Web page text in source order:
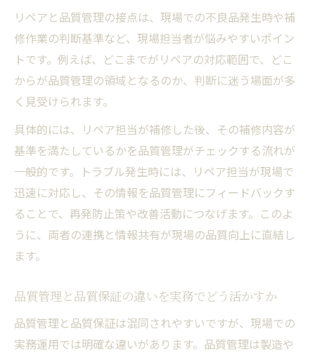
リペア対応が現場の品質安定に与える影響
リペア対応が品質安定に直結する理由
現場の品質管理とリペアの相乗効果とは
リペアの現場対応で不良品を減らす方法
品質管理とリペア連携で現場負担を軽減
リペア業務の工夫が品質向上に貢献する
品質管理を仕事に選ぶ際の実践的判断基準
品質管理とリペア業務の適性を見極める
品質管理の仕事内容とリペア経験の活用法
品質管理の仕事がきついと感じる場面とは
リペアと品質管理の接点は、現場での不良品発生時や補
修作業の判断基準など、現場担当者が悩みやすいポイン
トです。例えば、どこまでがリペアの対応範囲で、どこ
からが品質管理の領域となるのか、判断に迷う場面が多
く見受けられます。
具体的には、リペア担当が補修した後、その補修内容が
基準を満たしているかを品質管理がチェックする流れが
一般的です。トラブル発生時には、リペア担当が現場で
迅速に対応し、その情報を品質管理にフィードバックす
ることで、再発防止策や改善活動につなげます。このよ
うに、両者の連携と情報共有が現場の品質向上に直結し
ます。
品質管理と品質保証の違いを実務でどう活かすか
品質管理と品質保証は混同されやすいですが、現場での
実務運用では明確な違いがあります。品質管理は製造や